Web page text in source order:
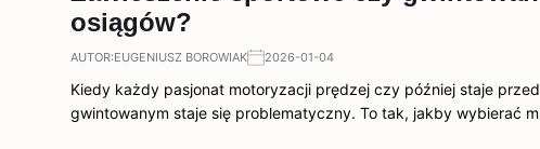
osiągów?
AUTOR:EUGENIUSZ BOROWIAK 2026-01-04
Kiedy każdy pasjonat motoryzacji prędzej czy później staje
gwintowanym staje się problematyczny. To tak, jakby wybierać